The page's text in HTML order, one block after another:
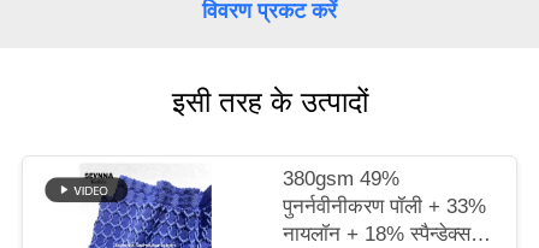
साइटमैप
विवरण प्रकट करें
इसी तरह के उत्पादों
380gsm 49%
पुनर्नवीनीकरण पॉली + 33%
नायलॉन + 18% स्पैन्डेक्स